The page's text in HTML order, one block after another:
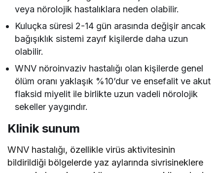
veya nörolojik hastalıklara neden olabilir.
Kuluçka süresi 2-14 gün arasında değişir ancak
bağışıklık sistemi zayıf kişilerde daha uzun
olabilir.
WNV nöroinvaziv hastalığı olan kişilerde genel
ölüm oranı yaklaşık %10’dur ve ensefalit ve akut
flaksid miyelit ile birlikte uzun vadeli nörolojik
sekeller yaygındır.
Klinik sunum
WNV hastalığı, özellikle virüs aktivitesinin
bildirildiği bölgelerde yaz aylarında sivrisineklere